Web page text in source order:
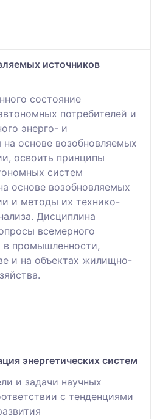
источников
состояние
потребителей и
энерго- и
на основе возобновляемых
освоить принципы
систем
основе возобновляемых
и методы их технико-
Дисциплина
всемерного
в промышленности,
и на объектах жилищно-
энергетических систем
и задачи научных
с тенденциями